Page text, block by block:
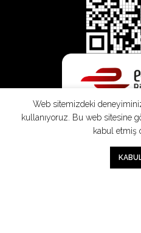
Web sitemizdeki
kullanıyoruz. Bu web sitesine
kabul etmiş